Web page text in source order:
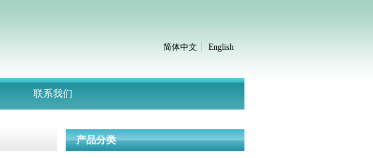
简体中文 English
联系我们
产品分类